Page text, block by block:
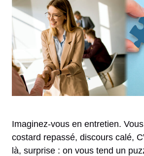
Imaginez-vous en entretien.
costard repassé, discours calé,
là, surprise : on vous tend un